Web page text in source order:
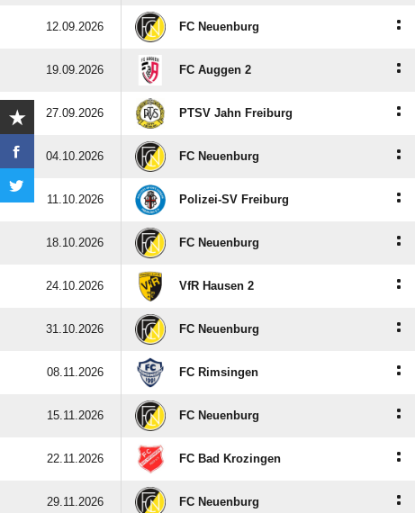
12.09.2026 FC Neuenburg :
19.09.2026 FC Auggen 2 :
27.09.2026 PTSV Jahn Freiburg :
04.10.2026 FC Neuenburg :
11.10.2026 Polizei-SV Freiburg :
18.10.2026 FC Neuenburg :
24.10.2026 VfR Hausen 2 :
31.10.2026 FC Neuenburg :
08.11.2026 FC Rimsingen :
15.11.2026 FC Neuenburg :
22.11.2026 FC Bad Krozingen :
29.11.2026 FC Neuenburg :